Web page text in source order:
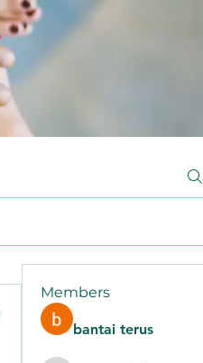
Members
bantai terus